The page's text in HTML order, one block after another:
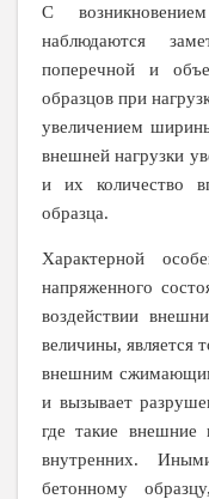
С
наблюдаются
поперечной и
образцов при
увеличением
внешней нагрузки
и их количество
образца.
Характерной
напряженного
воздействии
величины, является
внешним
и вызывает
где такие внешние
внутренних.
бетонному